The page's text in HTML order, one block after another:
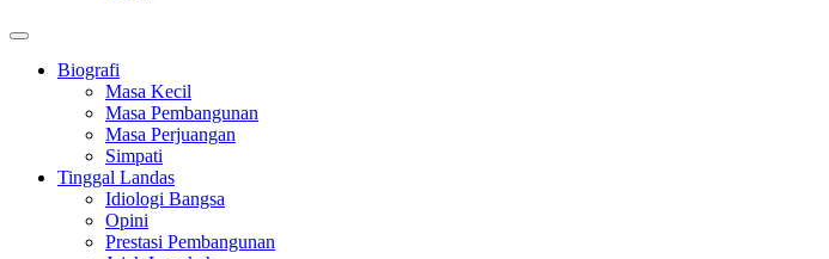
Biografi
Masa Kecil
Masa Pembangunan
Masa Perjuangan
Simpati
Tinggal Landas
Idiologi Bangsa
Opini
Prestasi Pembangunan